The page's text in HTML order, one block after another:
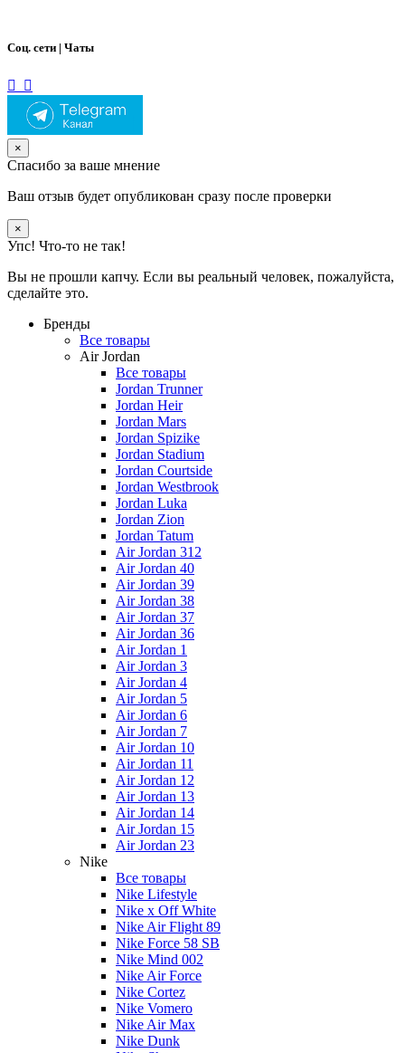
Соц. сети | Чаты
×
Спасибо за ваше мнение
Ваш отзыв будет опубликован сразу после проверки
×
Упс! Что-то не так!
Вы не прошли капчу. Если вы реальный человек, пожалуйста,
сделайте это.
Бренды
Все товары
Air Jordan
Все товары
Jordan Trunner
Jordan Heir
Jordan Mars
Jordan Spizike
Jordan Stadium
Jordan Courtside
Jordan Westbrook
Jordan Luka
Jordan Zion
Jordan Tatum
Air Jordan 312
Air Jordan 40
Air Jordan 39
Air Jordan 38
Air Jordan 37
Air Jordan 36
Air Jordan 1
Air Jordan 3
Air Jordan 4
Air Jordan 5
Air Jordan 6
Air Jordan 7
Air Jordan 10
Air Jordan 11
Air Jordan 12
Air Jordan 13
Air Jordan 14
Air Jordan 15
Air Jordan 23
Nike
Все товары
Nike Lifestyle
Nike x Off White
Nike Air Flight 89
Nike Force 58 SB
Nike Mind 002
Nike Air Force
Nike Cortez
Nike Vomero
Nike Air Max
Nike Dunk